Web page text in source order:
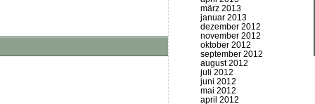
märz 2013
januar 2013
dezember 2012
november 2012
oktober 2012
september 2012
august 2012
juli 2012
juni 2012
mai 2012
april 2012